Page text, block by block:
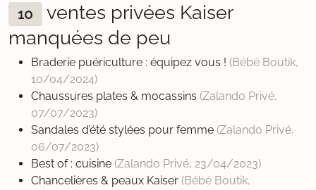
10
ventes privées Kaiser
manquées de peu
Braderie puériculture : équipez vous ! (Bébé Boutik,
10/04/2024)
Chaussures plates & mocassins (Zalando Privé,
07/07/2023)
Sandales d’été stylées pour femme (Zalando Privé,
06/07/2023)
Best of : cuisine (Zalando Privé, 23/04/2023)
Chancelières & peaux Kaiser (Bébé Boutik,